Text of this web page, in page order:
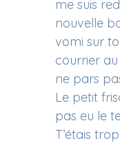
me suis
nouvelle
vomi sur
courrier
ne pars
Le petit
pas eu le
T’étais